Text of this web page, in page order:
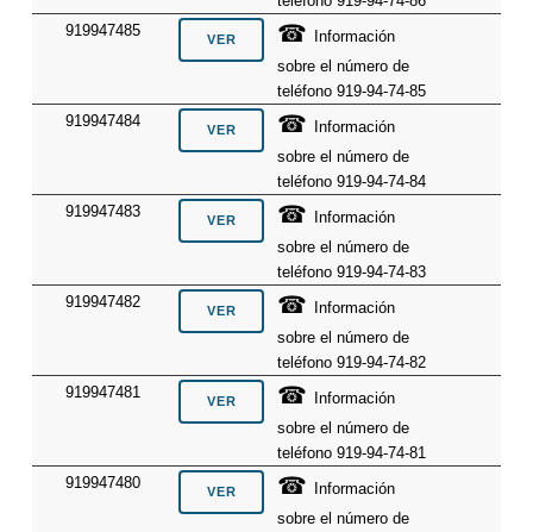
919947485
☎ Información
sobre el número de
teléfono 919-94-74-85
919947484
☎ Información
sobre el número de
teléfono 919-94-74-84
919947483
☎ Información
sobre el número de
teléfono 919-94-74-83
919947482
☎ Información
sobre el número de
teléfono 919-94-74-82
919947481
☎ Información
sobre el número de
teléfono 919-94-74-81
919947480
☎ Información
sobre el número de